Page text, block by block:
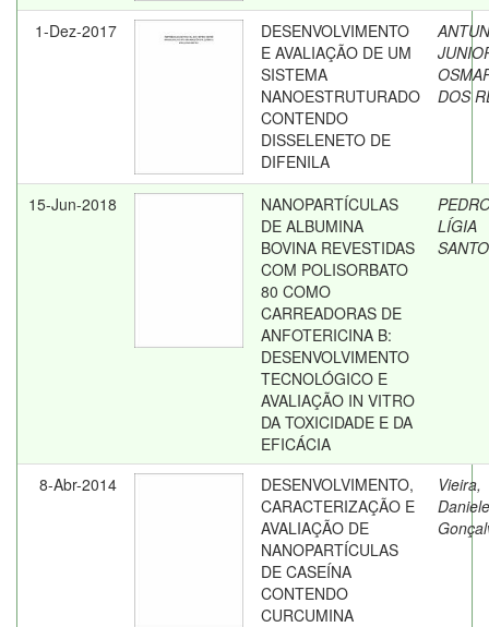
1-Dez-2017
DESENVOLVIMENTO
E AVALIAÇÃO DE UM
SISTEMA
NANOESTRUTURADO
CONTENDO
DISSELENETO DE
DIFENILA
DOS
15-Jun-2018
NANOPARTÍCULAS
DE ALBUMINA
BOVINA REVESTIDAS
COM POLISORBATO
80 COMO
CARREADORAS DE
ANFOTERICINA B:
DESENVOLVIMENTO
TECNOLÓGICO E
AVALIAÇÃO IN VITRO
DA TOXICIDADE E DA
EFICÁCIA
LÍGIA
8-Abr-2014
DESENVOLVIMENTO,
CARACTERIZAÇÃO E
AVALIAÇÃO DE
NANOPARTÍCULAS
DE CASEÍNA
CONTENDO
CURCUMINA
Vieira,
Daniele